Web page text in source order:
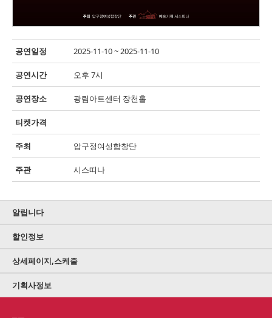
공연일정 2025-11-10 ~ 2025-11-10
공연시간 오후 7시
공연장소 광림아트센터 장천홀
티켓가격
주최 압구정여성합창단
주관 시스띠나
알립니다
할인정보
상세페이지,스케줄
기획사정보